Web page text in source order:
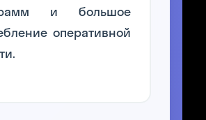
и большое
оперативной